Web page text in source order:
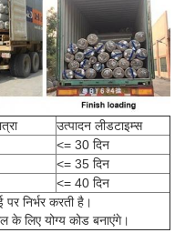
उत्पादन लीडटाइम्स
<= 30 दिन
<= 35 दिन
<= 40 दिन
निर्भर करती है।
लिए योग्य कोड बनाएंगे।